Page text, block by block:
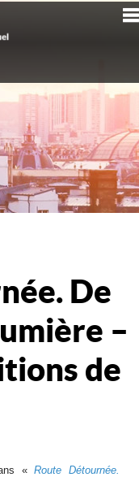
De
–
de
«Route Détournée.